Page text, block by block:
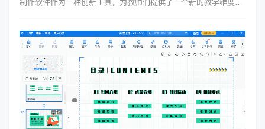
制作软件作为一种创新工具，为教师们提供了一个新的教学维度。